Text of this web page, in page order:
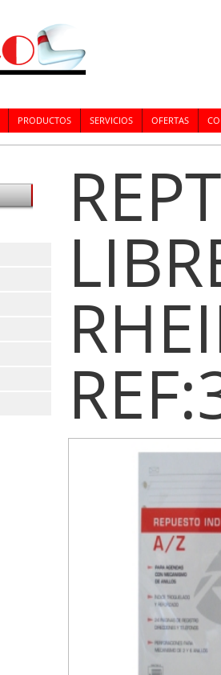
PRODUCTOS SERVICIOS OFERTAS